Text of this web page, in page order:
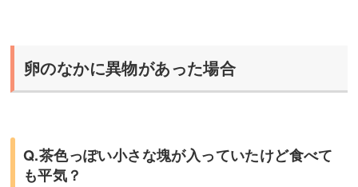
卵のなかに異物があった場合
Q.茶色っぽい小さな塊が入っていたけど食べて
も平気？